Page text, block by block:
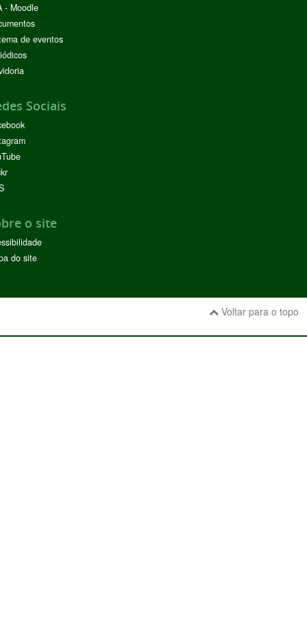
- Moodle
de eventos
Sociais
o site
do site
Voltar para o topo